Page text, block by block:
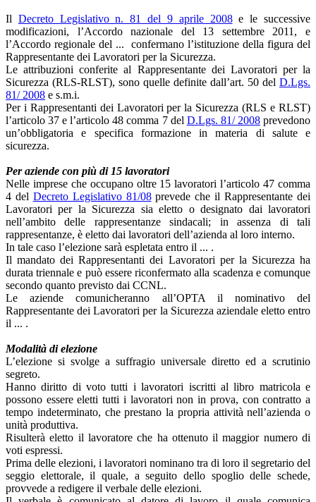
Il Decreto Legislativo n. 81 del 9 aprile 2008e le successive
modificazioni, l’Accordo nazionale del 13 settembre 2011, e
l’Accordo regionale del ... confermano l’istituzione della figura del
Rappresentante dei Lavoratori per la Sicurezza.
Le attribuzioni conferite al Rappresentante dei Lavoratori per la
Sicurezza (RLS-RLST), sono quelle definite dall’art. 50 del D.Lgs.
81/ 2008 e s.m.i.
Per i Rappresentanti dei Lavoratori per la Sicurezza (RLS e RLST)
l’articolo 37 e l’articolo 48 comma 7 del D.Lgs. 81/ 2008prevedono
un’obbligatoria e specifica formazione in materia di salute e
sicurezza.
Per aziende con più di 15 lavoratori
Nelle imprese che occupano oltre 15 lavoratori l’articolo 47 comma
4 del Decreto Legislativo 81/08prevede che il Rappresentante dei
Lavoratori per la Sicurezza sia eletto o designato dai lavoratori
nell’ambito delle rappresentanze sindacali; in assenza di tali
rappresentanze, è eletto dai lavoratori dell’azienda al loro interno.
In tale caso l’elezione sarà espletata entro il ... .
Il mandato dei Rappresentanti dei Lavoratori per la Sicurezza ha
durata triennale e può essere riconfermato alla scadenza e comunque
secondo quanto previsto dai CCNL.
Le aziende comunicheranno all’OPTA il nominativo del
Rappresentante dei Lavoratori per la Sicurezza aziendale eletto entro
il ... .
Modalità di elezione
L’elezione si svolge a suffragio universale diretto ed a scrutinio
segreto.
Hanno diritto di voto tutti i lavoratori iscritti al libro matricola e
possono essere eletti tutti i lavoratori non in prova, con contratto a
tempo indeterminato, che prestano la propria attività nell’azienda o
unità produttiva.
Risulterà eletto il lavoratore che ha ottenuto il maggior numero di
voti espressi.
Prima delle elezioni, i lavoratori nominano tra di loro il segretario del
seggio elettorale, il quale, a seguito dello spoglio delle schede,
provvede a redigere il verbale delle elezioni.